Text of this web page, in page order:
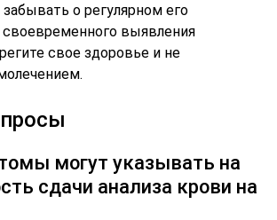
о регулярном его
выявления
свое здоровье и не
могут указывать на
сдачи анализа крови на